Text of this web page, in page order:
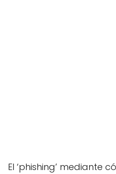
El ‘phishing’ mediante